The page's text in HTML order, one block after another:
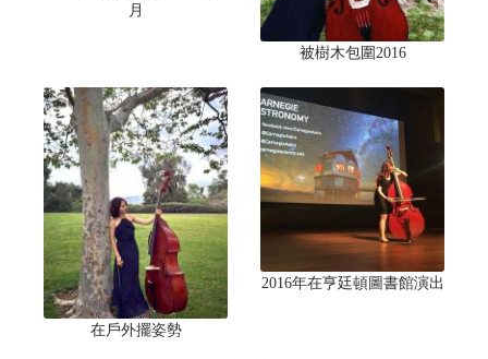
月
被樹木包圍2016
在戶外擺姿勢
2016年在亨廷頓圖書館演出